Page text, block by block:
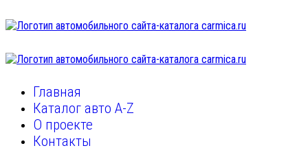
Главная
Каталог авто A-Z
О проекте
Контакты